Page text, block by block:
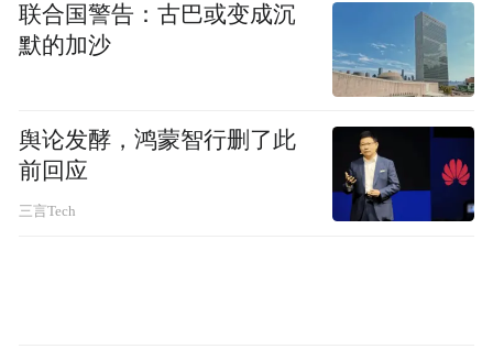
频)为凤凰网旗下自媒体平台“大风号”用户上传并发
布，本平台仅提供信息存储空间服务。
Notice: The content above (including the videos,
pictures and audios if any) is uploaded and posted
platform and merely provides information storage
space services.”
联合国警告：古巴或变成沉
默的加沙
舆论发酵，鸿蒙智行删了此
前回应
三言Tech